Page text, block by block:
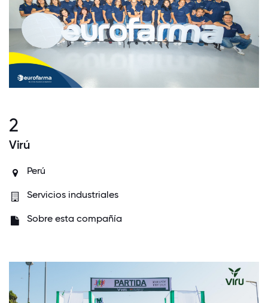
2
Virú
Perú
Servicios industriales
Sobre esta compañía